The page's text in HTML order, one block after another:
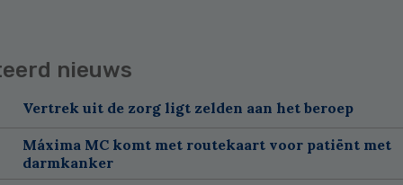
nieuws
Vertrek uit de zorg ligt zelden aan het beroep
Máxima MC komt met routekaart voor patiënt met
darmkanker